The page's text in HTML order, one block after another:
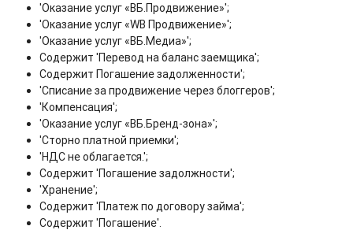
'Оказание услуг «ВБ.Продвижение»';
'Оказание услуг «WB Продвижение»';
'Оказание услуг «ВБ.Медиа»';
Содержит 'Перевод на баланс заемщика';
Содержит Погашение задолженности';
'Списание за продвижение через блоггеров';
'Компенсация';
'Оказание услуг «ВБ.Бренд-зона»';
'Сторно платной приемки';
'НДС не облагается.';
Содержит 'Погашение задолжности';
'Хранение';
Содержит 'Платеж по договору займа';
Содержит 'Погашение'.